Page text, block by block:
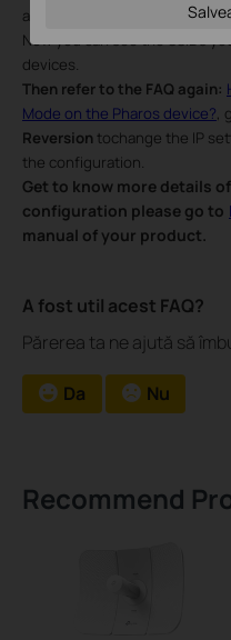
and VLAN
Now you can see the SSIDs
devices.
Then refer to the FAQ again:
Mode on the Pharos device?,
Reversion tochange the IP
the configuration.
Get to know more details
configuration please go to
manual of your product.
A fost util acest FAQ?
Părerea ta ne ajută să
Da Nu
Recommend